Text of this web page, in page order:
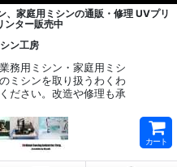
、家庭用ミシンの通販・修理 UVプリ
ンター販売中
ン工房
務用ミシン・家庭用ミシ
ミシンを取り扱うわくわ
ださい。改造や修理も承
カート